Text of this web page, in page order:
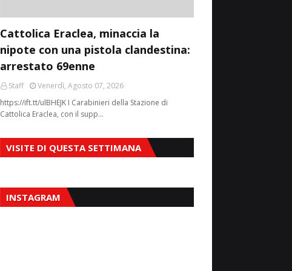
Cattolica Eraclea, minaccia la
nipote con una pistola clandestina:
arrestato 69enne
Staff
Venerdì, Agosto 07, 2026
https://ift.tt/ulBHEJK I Carabinieri della Stazione di
Cattolica Eraclea, con il supp…
VISITE DI QUESTA SETTIMANA
INSTAGRAM